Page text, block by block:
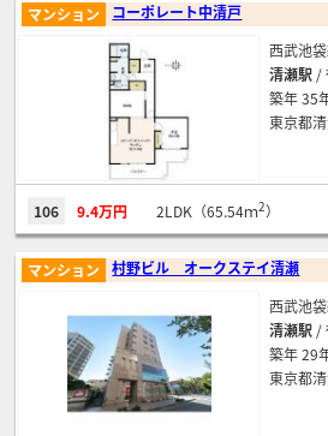
コーポレート中清戸
マンション
西武池
清瀬駅 /
築年 35
東京都
106 9.4万円 2LDK（65.54ｍ2）
村野ビル オークステイ清瀬
マンション
西武池
清瀬駅 /
築年 29
東京都